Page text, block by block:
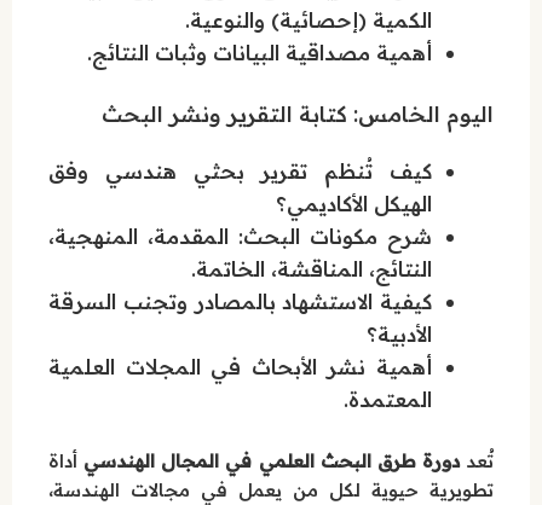
الكمية (إحصائية) والنوعية.
أهمية مصداقية البيانات وثبات النتائج.
اليوم الخامس: كتابة التقرير ونشر البحث
كيف تُنظم تقرير بحثي هندسي وفق
الهيكل الأكاديمي؟
شرح مكونات البحث: المقدمة، المنهجية،
النتائج، المناقشة، الخاتمة.
كيفية الاستشهاد بالمصادر وتجنب السرقة
الأدبية؟
أهمية نشر الأبحاث في المجلات العلمية
المعتمدة.
تُعددورة طرق البحث العلمي في المجال الهندسي أداة
تطويرية حيوية لكل من يعمل في مجالات الهندسة،